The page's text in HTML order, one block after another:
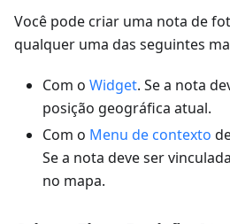
Você pode criar uma nota de
qualquer uma das seguintes
Com o Widget. Se a nota
posição geográfica atual.
Com o Menu de contexto
Se a nota deve ser
no mapa.